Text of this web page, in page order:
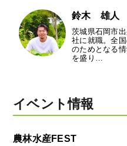
鈴木 雄人
茨城県石岡市
社に就職。全
のためとなる
を盛り…
イベント情報
農林水産FEST